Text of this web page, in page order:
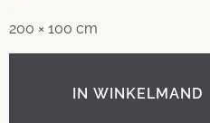
200 × 100 cm
IN WINKELMAND